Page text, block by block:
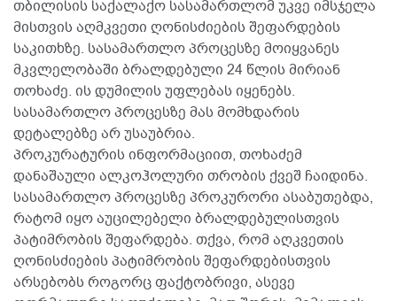
თბილისის საქალაქო სასამართლომ უკვე იმსჯელა
მისთვის აღმკვეთი ღონისძიების შეფარდების
საკითხზე. სასამართლო პროცესზე მოიყვანეს
მკვლელობაში ბრალდებული 24 წლის მირიან
თოხაძე. ის დუმილის უფლებას იყენებს.
სასამართლო პროცესზე მას მომხდარის
დეტალებზე არ უსაუბრია.
პროკურატურის ინფორმაციით, თოხაძემ
დანაშაული ალკოჰოლური თრობის ქვეშ ჩაიდინა.
სასამართლო პროცესზე პროკურორი ასაბუთებდა,
რატომ იყო აუცილებელი ბრალდებულისთვის
პატიმრობის შეფარდება. თქვა, რომ აღკვეთის
ღონისძიების პატიმრობის შეფარდებისთვის
არსებობს როგორც ფაქტობრივი, ასევე